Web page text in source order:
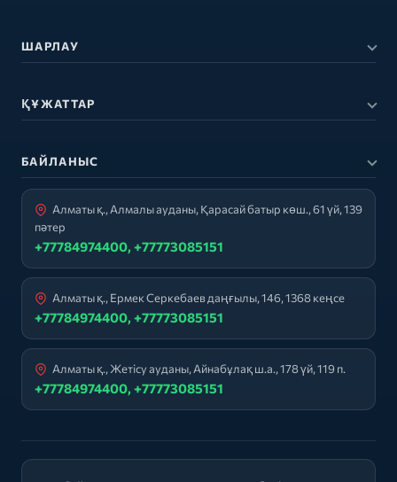
ШАРЛАУ
ҚҰЖАТТАР
БАЙЛАНЫС
Алматы қ., Алмалы ауданы, Қарасай батыр көш., 61 үй, 139
пәтер
+77784974400, +77773085151
Алматы қ., Ермек Серкебаев даңғылы, 146, 1368 кеңсе
+77784974400, +77773085151
Алматы қ., Жетісу ауданы, Айнабұлақ ш.а., 178 үй, 119 п.
+77784974400, +77773085151